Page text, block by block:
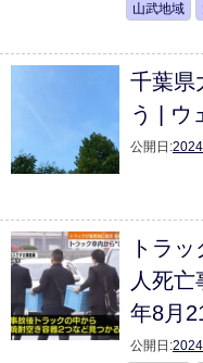
山武地域
千葉県
う | ウ
公開日:
トラ
人死
年8月
公開日: